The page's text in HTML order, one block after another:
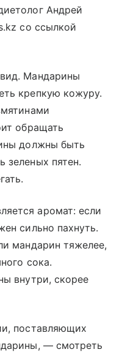
Андрей
со ссылкой
Мандарины
крепкую кожуру.
обращать
должны быть
зеленых пятен.
аромат: если
сильно пахнуть.
мандарин тяжелее,
сока.
внутри, скорее
поставляющих
— смотреть